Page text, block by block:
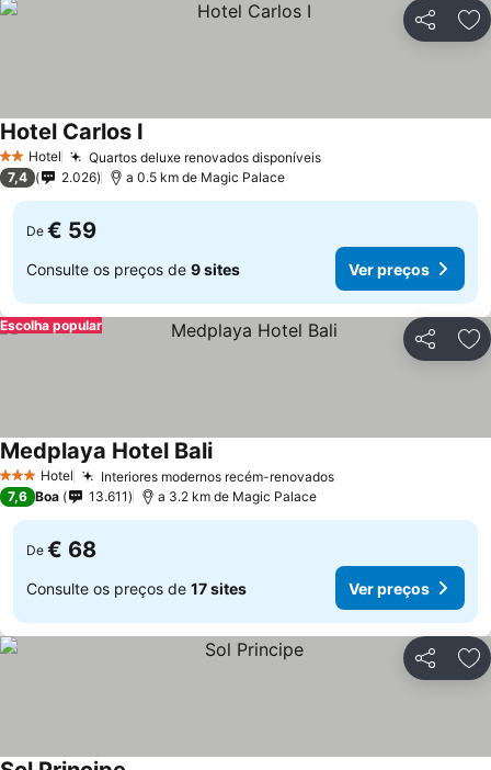
Partilhar
2 Estrelas
Hotel Quartos deluxe renovados disponíveisVer preços
Hotel Carlos I
7,4 2.026 a 0.5 km de Magic Palace
De € 59
Consulte os preços de 9 sites Ver preços
Partilhar
Escolha popular
3 EstrelasHotel Interiores modernos recém-renovadosVer preços
Medplaya Hotel BaliVer preços
7,6 Boa 13.611 a 3.2 km de Magic Palace
De € 68
Consulte os preços de 17 sites Ver preços
Partilhar